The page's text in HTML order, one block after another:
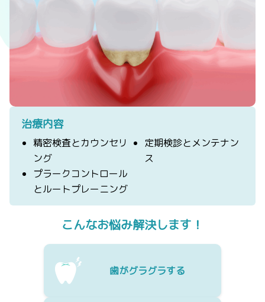
治療内容
精密検査とカウンセリ
ング
プラークコントロール
とルートプレーニング
定期検診とメンテナン
ス
こんなお悩み解決します！
歯がグラグラする